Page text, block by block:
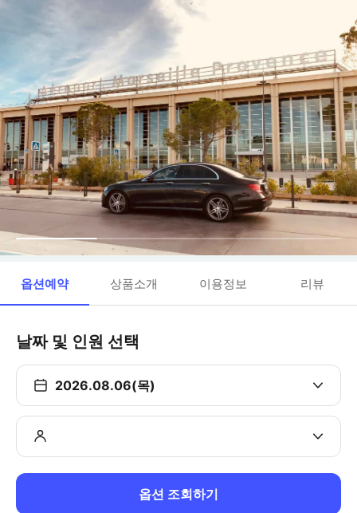
옵션예약 상품소개 이용정보 리뷰
날짜 및 인원 선택
2026.08.06(목)
옵션 조회하기